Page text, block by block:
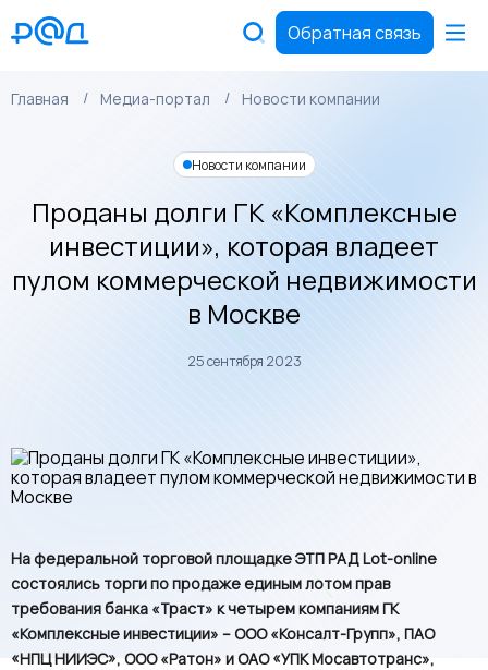
Обратная связь
Главная Медиа-портал Новости компании
Новости компании
Проданы долги ГК «Комплексные
инвестиции», которая владеет
пулом коммерческой недвижимости
в Москве
25 сентября 2023
На федеральной торговой площадке ЭТП РАД Lot-online
состоялись торги по продаже единым лотом прав
требования банка «Траст» к четырем компаниям ГК
«Комплексные инвестиции» – ООО «Консалт-Групп», ПАО
«НПЦ НИИЭС», ООО «Ратон» и ОАО «УПК Мосавтотранс»,